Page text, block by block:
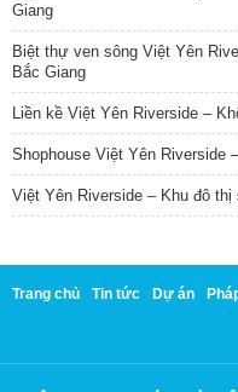
Giang
Biệt thự ven sông Việt Yên
Bắc Giang
Liền kề Việt Yên Riverside –
Shophouse Việt Yên
Việt Yên Riverside – Khu đô
Trang chủ Tin tức Dự án